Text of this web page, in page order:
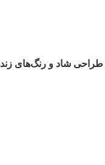
طراحی شاد و رنگ‌های